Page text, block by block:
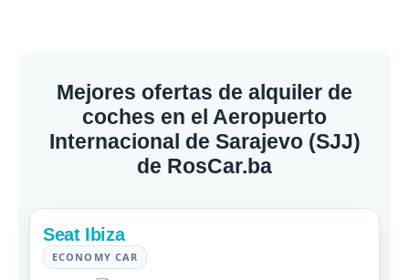
Mejores ofertas de alquiler de
coches en el Aeropuerto
Internacional de Sarajevo (SJJ)
de RosCar.ba
Seat Ibiza
ECONOMY CAR